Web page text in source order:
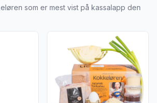
som er mest vist på kassalapp den
produktet "Miso Ramen Matkasse for
Vis flere detaljer for